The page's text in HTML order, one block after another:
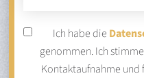
Ich habe die
genommen. Ich
Kontaktaufnahme und